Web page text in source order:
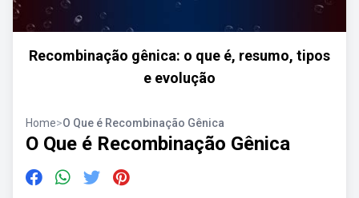
Recombinação gênica: o que é, resumo, tipos
e evolução
Home>O Que é Recombinação Gênica
O Que é Recombinação Gênica